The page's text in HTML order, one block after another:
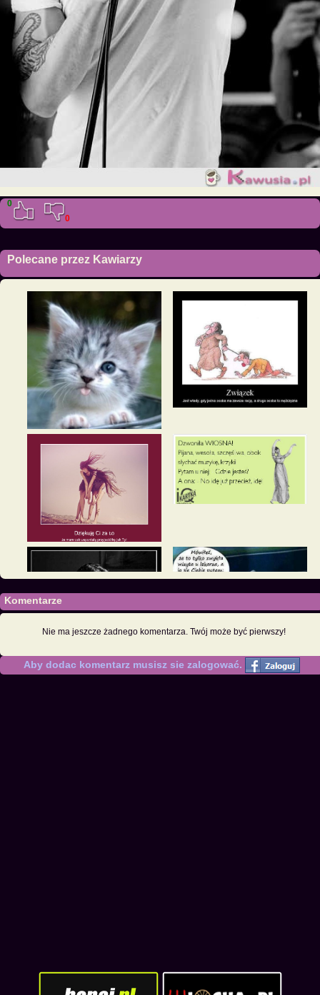
0
0
Polecane przez Kawiarzy
Komentarze
Nie ma jeszcze żadnego komentarza. Twój może być pierwszy!
Aby dodac komentarz musisz sie zalogować.